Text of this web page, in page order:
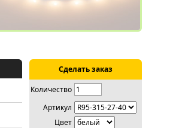
Сделать заказ
Количество
Артикул
Цвет